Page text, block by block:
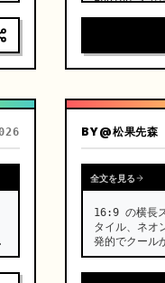
15 秒。[シー
湖（スカイ
立ち込め、地
し、全体的に
がる。
ルの登場と陶
BY@松果先森
全文を見る
16:9 の横長
タイル、ネオ
発的でクール